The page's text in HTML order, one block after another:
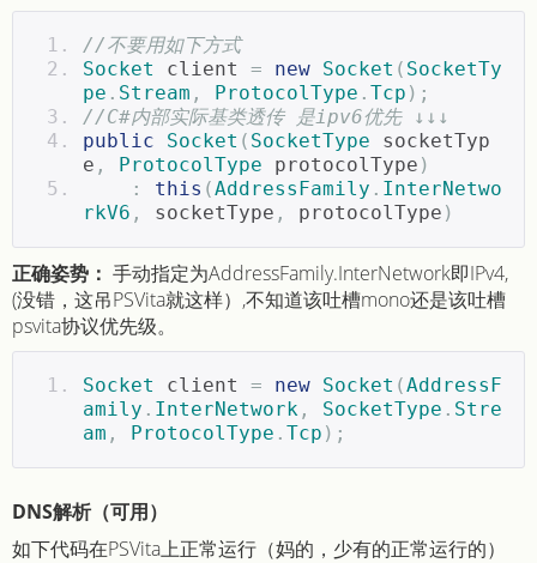
//不要用如下方式
Socket
client = new Socket ( SocketTy
pe . Stream , ProtocolType . Tcp );
//C#内部实际基类透传 是ipv6优先 ↓↓↓
public
Socket ( SocketType socketTyp
e , ProtocolType protocolType )
:
this (AddressFamily . InterNetwo
rkV6 , socketType , protocolType )
正确姿势： 手动指定为AddressFamily.InterNetwork即IPv4,
(没错，这吊PSVita就这样）,不知道该吐槽mono还是该吐槽
psvita协议优先级。
Socket client = new Socket (AddressF
amily . InterNetwork , SocketType . Stre
am , ProtocolType . Tcp );
DNS解析（可用）
如下代码在PSVita上正常运行（妈的，少有的正常运行的）